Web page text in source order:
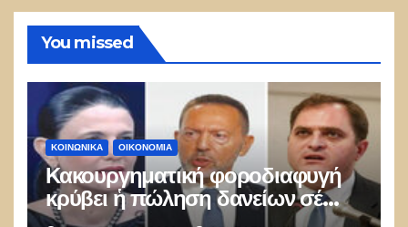
You missed
ΚΟΙΝΩΝΙΚΑ ΟΙΚΟΝΟΜΙΑ
Κακουργηματική φοροδιαφυγή
κρύβει ἡ πώληση δανείων σέ
funds